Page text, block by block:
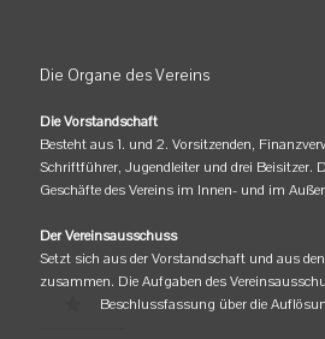
Die Organe des Vereins
Die Vorstandschaft
Besteht aus 1. und 2. Vorsitzenden,
Schriftführer, Jugendleiter und drei Beisitzer.
Geschäfte des Vereins im Innen- und im
Der Vereinsausschuss
Setzt sich aus der Vorstandschaft und aus
zusammen. Die Aufgaben des
Beschlussfassung über die